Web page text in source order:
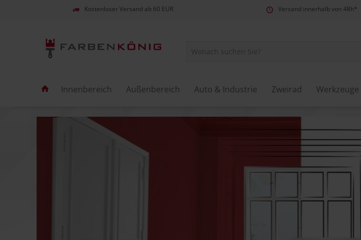
Kostenloser Versand ab 60 EUR Versand innerhalb von 48h*
Innenbereich Außenbereich Auto & Industrie Zweirad Werkzeuge